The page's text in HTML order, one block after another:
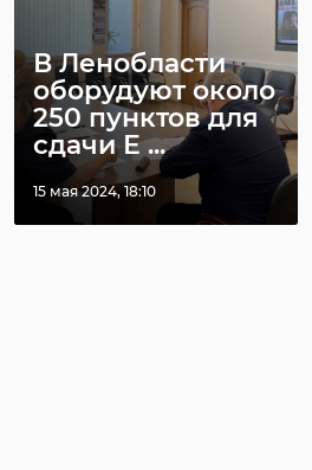
В Ленобласти
оборудуют около
250 пунктов для
сдачи Е ...
15 мая 2024, 18:10